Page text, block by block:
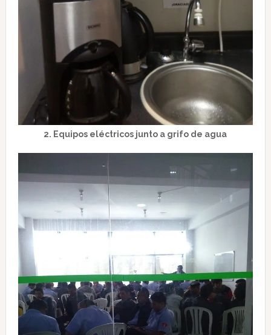
2. Equipos eléctricos junto a grifo de agua